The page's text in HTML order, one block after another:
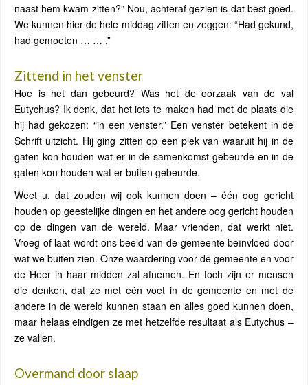
naast hem kwam zitten?” Nou, achteraf gezien is dat best goed.
We kunnen hier de hele middag zitten en zeggen: “Had gekund,
had gemoeten … … .”
Zittend in het venster
Hoe is het dan gebeurd? Was het de oorzaak van de val
Eutychus? Ik denk, dat het iets te maken had met de plaats die
hij had gekozen: “in een venster.” Een venster betekent in de
Schrift uitzicht. Hij ging zitten op een plek van waaruit hij in de
gaten kon houden wat er in de samenkomst gebeurde en in de
gaten kon houden wat er buiten gebeurde.
Weet u, dat zouden wij ook kunnen doen – één oog gericht
houden op geestelijke dingen en het andere oog gericht houden
op de dingen van de wereld. Maar vrienden, dat werkt niet.
Vroeg of laat wordt ons beeld van de gemeente beïnvloed door
wat we buiten zien. Onze waardering voor de gemeente en voor
de Heer in haar midden zal afnemen. En toch zijn er mensen
die denken, dat ze met één voet in de gemeente en met de
andere in de wereld kunnen staan en alles goed kunnen doen,
maar helaas eindigen ze met hetzelfde resultaat als Eutychus –
ze vallen.
Overmand door slaap